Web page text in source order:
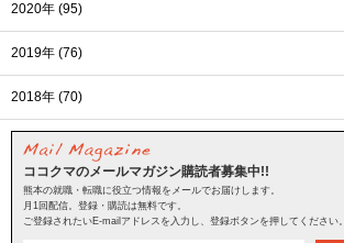
2020年 (95)
2019年 (76)
2018年 (70)
ココクマのメールマガジン購読者募集中!!
熊本の就職・転職に役立つ情報をメールでお届けします。
月1回配信。登録・購読は無料です。
ご登録されたいE-mailアドレスを入力し、登録ボタンを押してください。